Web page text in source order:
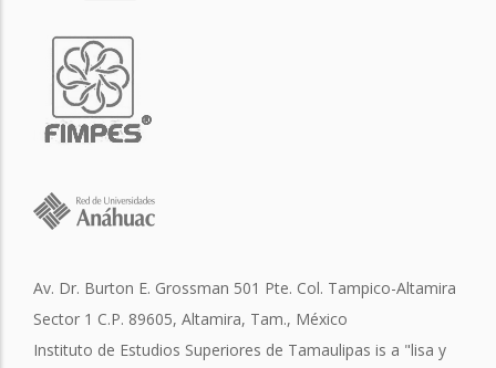
Av. Dr. Burton E. Grossman 501 Pte. Col. Tampico-Altamira
Sector 1 C.P. 89605, Altamira, Tam., México
Instituto de Estudios Superiores de Tamaulipas is a "lisa y